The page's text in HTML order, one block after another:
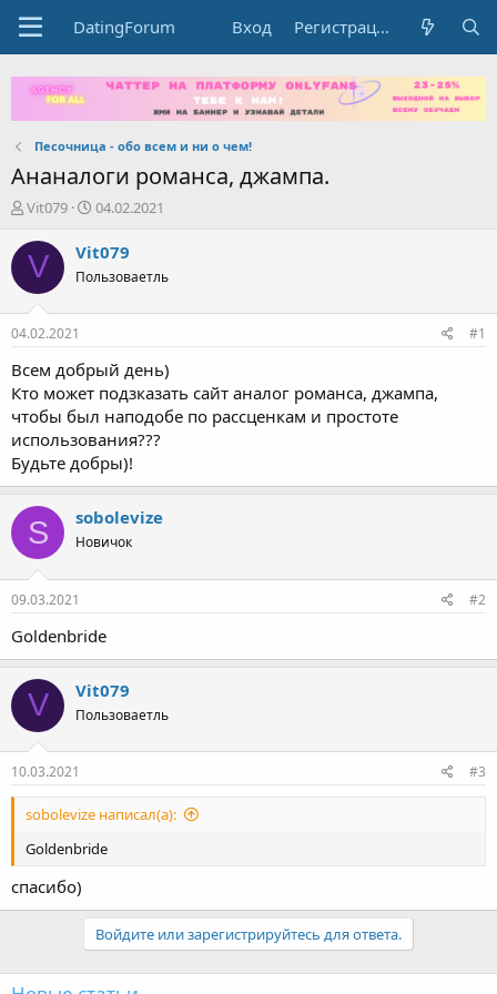
DatingForum Вход Регистрация
Песочница - обо всем и ни о чем!
Ананалоги романса, джампа.
А
т
о
р
е
ы
Vit079
Д
т
н
л
а
04.02.2021
V Vit079
Пользоваетль
04.02.2021 #1
Всем добрый день)
Кто может подзказать сайт аналог романса, джампа,
чтобы был наподобе по рассценкам и простоте
использования???
Будьте добры)!
S sobolevize
Новичок
09.03.2021 #2
Goldenbride
V Vit079
Пользоваетль
10.03.2021 #3
sobolevize написал(а):
Goldenbride
спасибо)
Войдите или зарегистрируйтесь для ответа.